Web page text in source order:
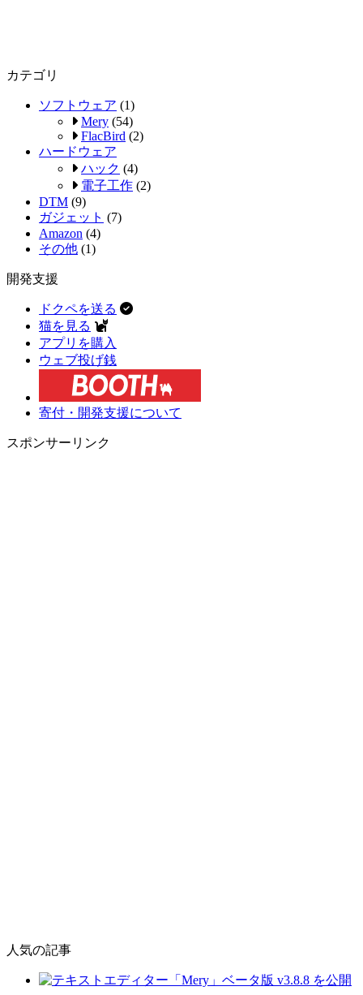
カテゴリ
ソフトウェア (1)
Mery (54)
FlacBird (2)
ハードウェア
ハック (4)
電子工作 (2)
DTM (9)
ガジェット (7)
Amazon (4)
その他 (1)
開発支援
ドクペを送る
猫を見る
アプリを購入
ウェブ投げ銭
寄付・開発支援について
スポンサーリンク
人気の記事